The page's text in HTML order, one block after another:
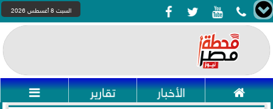
    السبت 8 أغسطس 2026
 الأخبار تقارير 